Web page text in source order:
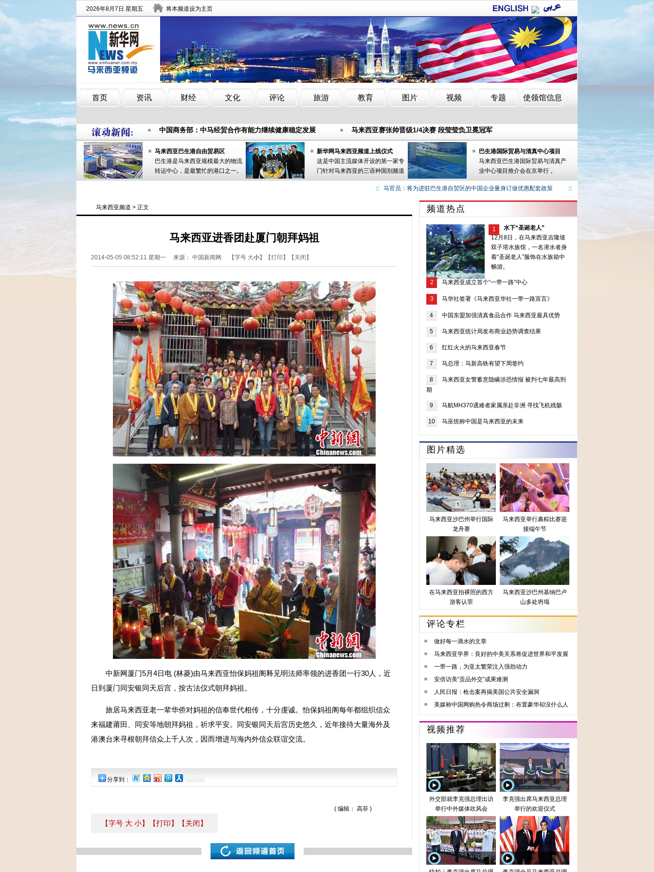
马来西亚侨领提醒年轻华裔勿自我矮化放弃华文 梁静茹顺利产子 老公微博发儿子脚印照报喜
“蓝鳍金枪鱼”下潜可超4500米搜寻失联航班 厦门大学马来西亚分校5月动土 耗资数亿令吉(图)
马来西亚侨领提醒年轻华裔勿自我矮化放弃华文 梁静茹顺利产子 老公微博发儿子脚印照报喜
中国商务部：中马经贸合作有能力继续健康稳定发展 马来西亚赛张帅晋级1/4决赛 段莹莹负卫冕冠军
“蓝鳍金枪鱼”下潜可超4500米搜寻失联航班 厦门大学马来西亚分校5月动土 耗资数亿令吉(图)
马来西亚巴生港自由贸易区
巴生港是马来西亚规模最大的物流
转运中心，是最繁忙的港口之一。
新华网马来西亚频道上线仪式
这是中国主流媒体开设的第一家专
门针对马来西亚的三语种国别频道
巴生港国际贸易与清真中心项目
马来西亚巴生港国际贸易与清真产
业中心项目推介会在京举行 。
马官员：将为进驻巴生港自贸区的中国企业量身订做优惠配套政策 马来西亚贸工部副部长视察巴生
马来西亚频道 > 正文
马来西亚进香团赴厦门朝拜妈祖
2014-05-05 08:52:11 星期一 来源： 中国新闻网 【字号 大小】【打印 】【 关闭 】
中新网厦门5月4日电 (林菱)由马来西亚怡保妈祖阁释见明法师率领的进香团一行30人，近
日到厦门同安银同天后宫，按古法仪式朝拜妈祖。
旅居马来西亚老一辈华侨对妈祖的信奉世代相传，十分虔诚。怡保妈祖阁每年都组织信众
来福建莆田、同安等地朝拜妈祖，祈求平安。同安银同天后宫历史悠久，近年接待大量海外及
港澳台来寻根朝拜信众上千人次，因而增进与海内外信众联谊交流。
分享到：
( 编辑： 高菲 )
【字号 大 小】 【打印】 【关闭】